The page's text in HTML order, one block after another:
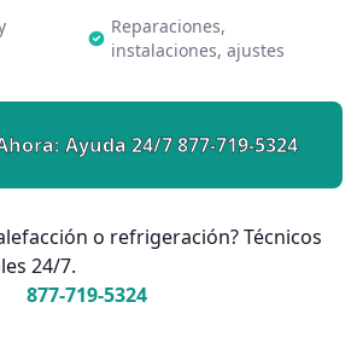
Reparaciones,
instalaciones, ajustes
Ayuda 24/7 877-719-5324
o refrigeración? Técnicos
24/7.
877-719-5324